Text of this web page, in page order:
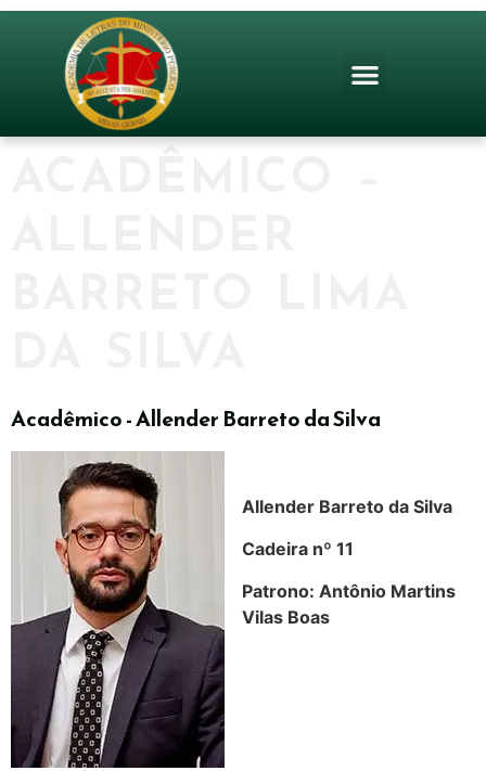
Acadêmico - Allender Barreto da Silva
Allender Barreto da Silva
Cadeira nº 11
Patrono: Antônio Martins
Vilas Boas